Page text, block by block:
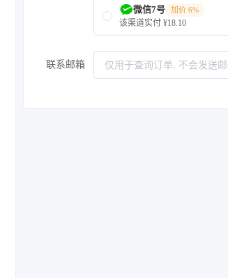
微信7号 加价 6%
该渠道实付 ¥18.10
联系邮箱